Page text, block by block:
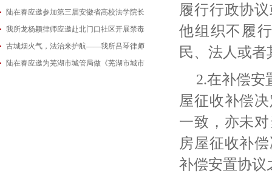
2026-07-01
陆在春应邀参加第三届安徽省高校法学院长
2026-06-29
我所龙杨颖律师应邀赴北门口社区开展禁毒
2026-06-18
古城烟火气，法治来护航——我所吕琴律师
2026-05-21
陆在春应邀为芜湖市城管局做《芜湖市城市
履行行政协
他组织不履
民、法人或
2.在补偿安
屋征收补偿
一致，亦未
房屋征收补
补偿安置协议